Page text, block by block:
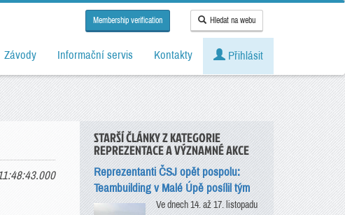
Membership verification Hledat na webu
Závody Informační servis Kontakty Přihlásit
STARŠÍ ČLÁNKY Z KATEGORIE
REPREZENTACE A VÝZNAMNÉ AKCE
Reprezentanti ČSJ opět pospolu:
Teambuilding v Malé Úpě posílil tým
Ve dnech 14. až 17. listopadu